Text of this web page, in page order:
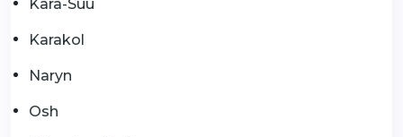
Kara-Suu
Karakol
Naryn
Osh